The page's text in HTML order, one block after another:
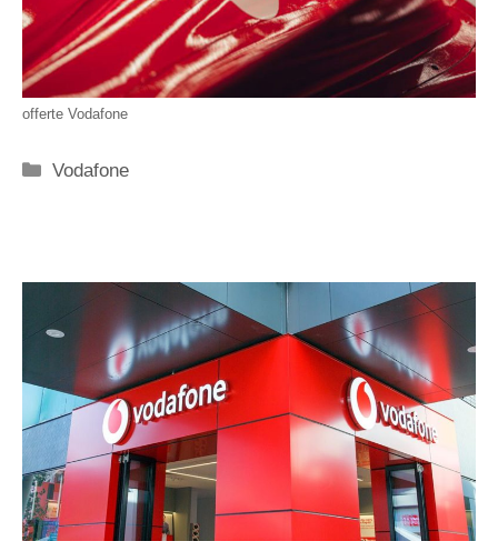
offerte Vodafone
Categorie
Vodafone